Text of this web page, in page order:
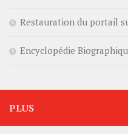
Restauration du portail
Encyclopédie
PLUS